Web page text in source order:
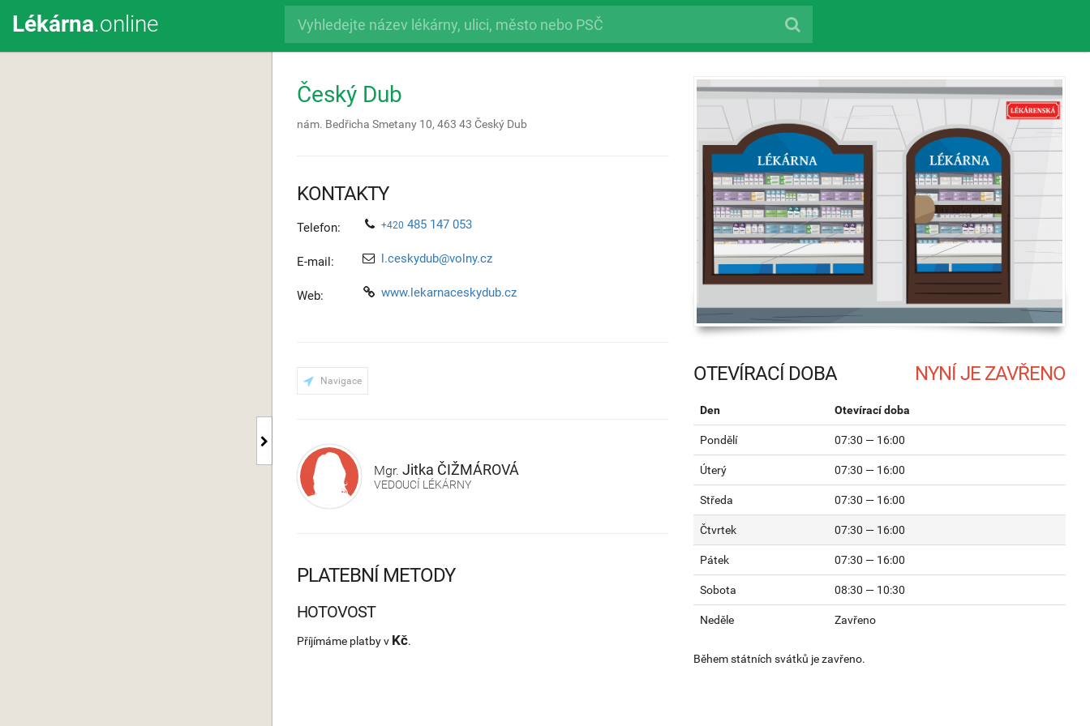
Lékárna.online
Český Dub
nám. Bedřicha Smetany 10, 463 43 Český Dub
KONTAKTY
Telefon: +420 485 147 053
E-mail: l.ceskydub@volny.cz
Web: www.lekarnaceskydub.cz
Navigace
Mgr. Jitka ČIŽMÁROVÁ
VEDOUCÍ LÉKÁRNY
OTEVÍRACÍ DOBA
Den Otevírací doba
Pondělí 07:30 — 16:00
Úterý 07:30 — 16:00
Středa 07:30 — 16:00
Čtvrtek 07:30 — 16:00
Pátek 07:30 — 16:00
Sobota 08:30 — 10:30
Neděle Zavřeno
Během státních svátků je zavřeno.
PLATEBNÍ METODY
HOTOVOST
Příjímáme platby v Kč.